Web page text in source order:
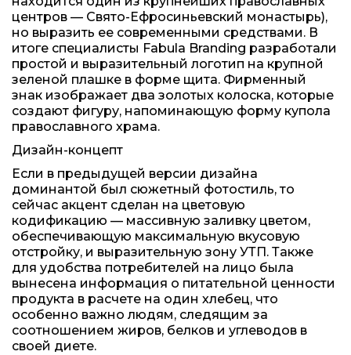
центров — Свято-Ефросиньевский монастырь),
но выразить ее современными средствами. В
итоге специалисты Fabula Branding разработали
простой и выразительный логотип на крупной
зеленой плашке в форме щита. Фирменный
знак изображает два золотых колоска, которые
создают фигуру, напоминающую форму купола
православного храма.
Дизайн-концепт
Если в предыдущей версии дизайна
доминантой был сюжетный фотостиль, то
сейчас акцент сделан на цветовую
кодификацию — массивную заливку цветом,
обеспечивающую максимальную вкусовую
отстройку, и выразительную зону УТП. Также
для удобства потребителей на лицо была
вынесена информация о питательной ценности
продукта в расчете на один хлебец, что
особенно важно людям, следящим за
соотношением жиров, белков и углеводов в
своей диете.